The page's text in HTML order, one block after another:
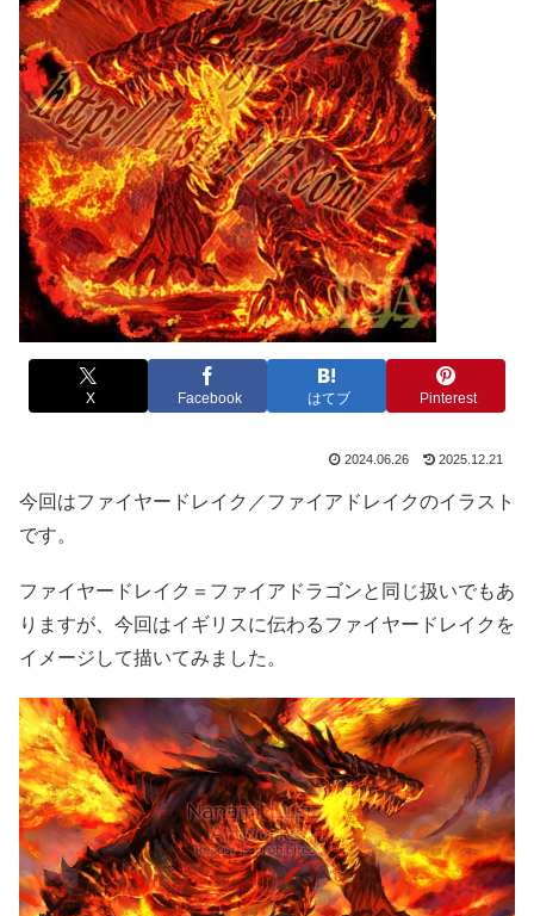
X Facebook はてブ Pinterest
2024.06.26 2025.12.21
今回はファイヤードレイク／ファイアドレイクのイラスト
です。
ファイヤードレイク＝ファイアドラゴンと同じ扱いでもあ
りますが、今回はイギリスに伝わるファイヤードレイクを
イメージして描いてみました。